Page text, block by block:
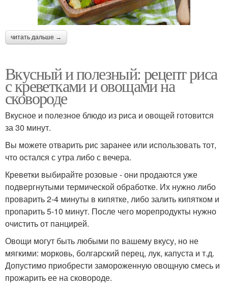
читать дальше →
Вкусный и полезный: рецепт риса
с креветками и овощами на
сковороде
Вкусное и полезное блюдо из риса и овощей готовится
за 30 минут.
Вы можете отварить рис заранее или использовать тот,
что остался с утра либо с вечера.
Креветки выбирайте розовые - они продаются уже
подвергнутыми термической обработке. Их нужно либо
проварить 2-4 минуты в кипятке, либо залить кипятком и
пропарить 5-10 минут. После чего морепродукты нужно
очистить от панцирей.
Овощи могут быть любыми по вашему вкусу, но не
мягкими: морковь, болгарский перец, лук, капуста и т.д.
Допустимо приобрести замороженную овощную смесь и
прожарить ее на сковороде.